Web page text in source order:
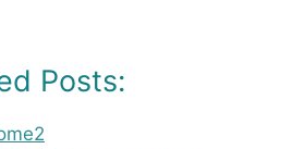
Posts: